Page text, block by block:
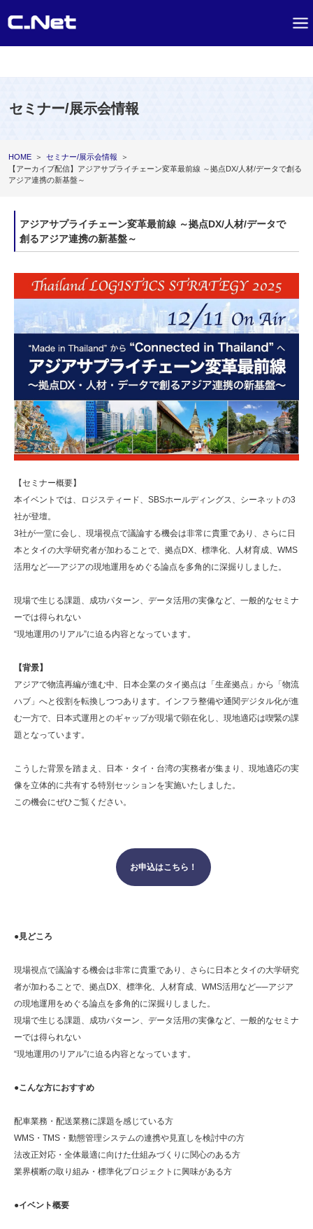
セミナー/展示会情報
HOME ＞ セミナー/展示会情報
＞
【アーカイブ配信】アジアサプライチェーン変革最前線 ～拠点DX/人材/データで創る
アジア連携の新基盤～
アジアサプライチェーン変革最前線 ～拠点DX/人材/データで
創るアジア連携の新基盤～
【セミナー概要】
本イベントでは、ロジスティード、SBSホールディングス、シーネットの3
社が登壇。
3社が一堂に会し、現場視点で議論する機会は非常に貴重であり、さらに日
本とタイの大学研究者が加わることで、拠点DX、標準化、人材育成、WMS
活用など──アジアの現地運用をめぐる論点を多角的に深掘りしました。
現場で生じる課題、成功パターン、データ活用の実像など、一般的なセミナ
ーでは得られない
“現地運用のリアル”に迫る内容となっています。
【背景】
アジアで物流再編が進む中、日本企業のタイ拠点は「生産拠点」から「物流
ハブ」へと役割を転換しつつあります。インフラ整備や通関デジタル化が進
む一方で、日本式運用とのギャップが現場で顕在化し、現地適応は喫緊の課
題となっています。
こうした背景を踏まえ、日本・タイ・台湾の実務者が集まり、現地適応の実
像を立体的に共有する特別セッションを実施いたしました。
この機会にぜひご覧ください。
お申込はこちら！
●見どころ
現場視点で議論する機会は非常に貴重であり、さらに日本とタイの大学研究
者が加わることで、拠点DX、標準化、人材育成、WMS活用など──アジア
の現地運用をめぐる論点を多角的に深掘りしました。
現場で生じる課題、成功パターン、データ活用の実像など、一般的なセミナ
ーでは得られない
“現地運用のリアル”に迫る内容となっています。
●こんな方におすすめ
配車業務・配送業務に課題を感じている方
WMS・TMS・動態管理システムの連携や見直しを検討中の方
法改正対応・全体最適に向けた仕組みづくりに関心のある方
業界横断の取り組み・標準化プロジェクトに興味がある方
●イベント概要